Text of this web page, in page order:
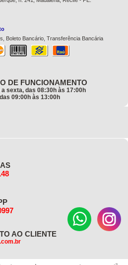
Boleto Bancário, Transferência Bancária
DE FUNCIONAMENTO
a sexta, das 08:30h às 17:00h
09:00h às 13:00h
AO CLIENTE